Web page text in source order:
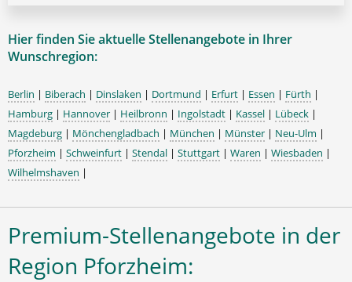
Hier finden Sie aktuelle Stellenangebote in Ihrer
Wunschregion:
Berlin | Biberach | Dinslaken | Dortmund | Erfurt | Essen | Fürth |
Hamburg | Hannover | Heilbronn | Ingolstadt | Kassel | Lübeck |
Magdeburg | Mönchengladbach | München | Münster | Neu-Ulm |
Pforzheim | Schweinfurt | Stendal | Stuttgart | Waren | Wiesbaden |
Wilhelmshaven |
Premium-Stellenangebote in der
Region Pforzheim: